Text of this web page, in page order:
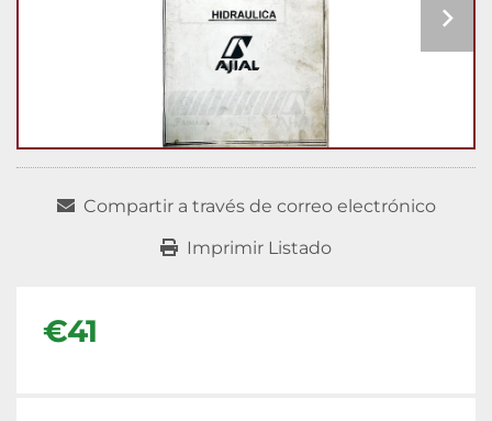
Compartir a través de correo electrónico
Imprimir Listado
€41